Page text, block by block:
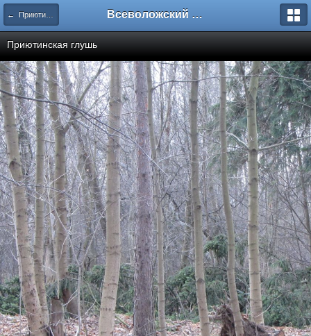
← Приютино. 24.12.2013. Это зима? Всеволожский форум
Приютинская глушь